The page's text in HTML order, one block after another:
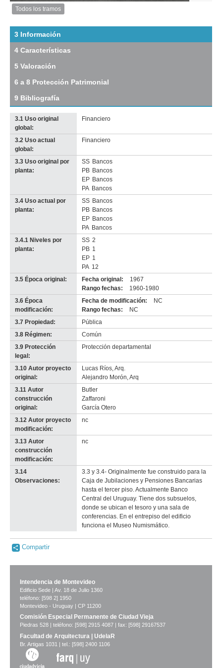
Anterior Pausa Siguiente
Imagen
tramo:
Florida
(Fl
Descargar
original
Todos los tramos
Imagen del tramo:
Florida (Fl 4)
Descarga tamaño completo
Anterior Pausa Siguiente
3 Información
4 Características
5 Valoración
6 a 8 Protección Patrimonial
9 Bibliografía
3.1 Uso original
global:
Financiero
3.2 Uso actual
global:
Financiero
3.3 Uso original por
planta:
SS Bancos
PB Bancos
EP Bancos
PA Bancos
3.4 Uso actual por
planta:
SS Bancos
PB Bancos
EP Bancos
PA Bancos
3.4.1 Niveles por
planta:
SS 2
PB 1
EP 1
PA 12
3.5 Época original:
Fecha original:
1967
Rango fechas:
1960-1980
3.6 Época
modificación:
Fecha de modificación:
NC
Rango fechas:
NC
3.7 Propiedad:
Pública
3.8 Régimen:
Común
3.9 Protección
legal:
Protección departamental
3.10 Autor proyecto
original:
Lucas Ríos, Arq.
Alejandro Morón, Arq
3.11 Autor
construcción
original:
Butler
Zaffaroni
García Otero
3.12 Autor proyecto
modificación:
nc
3.13 Autor
construcción
modificación:
nc
3.14
Observaciones:
3.3 y 3.4- Originalmente fue construido para la
Caja de Jubilaciones y Pensiones Bancarias
hasta el tercer piso. Actualmente Banco
Central del Uruguay. Tiene dos subsuelos,
donde se ubican el tesoro y una sala de
conferencias. En el entrepiso del edificio
funciona el Museo Numismático.
Compartir
Intendencia de Montevideo
Edificio Sede | Av. 18 de Julio 1360
teléfono: [598 2] 1950
Montevideo - Uruguay | CP 11200
Comisión Especial Permanente de Ciudad Vieja
Piedras 528 | teléfono: [598] 2915 4087 | fax: [598] 29167537
Facultad de Arquitectura | UdelaR
Br. Artigas 1031 | tel.: [598] 2400 1106